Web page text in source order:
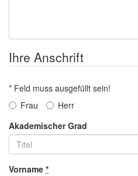
Ihre Anschrift
* Feld muss ausgefüllt sein!
Frau
Herr
Akademischer Grad
Vorname *